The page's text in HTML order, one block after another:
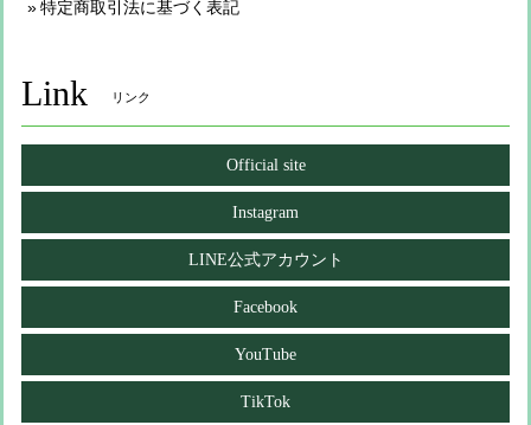
特定商取引法に基づく表記
Link リンク
Official site
Instagram
LINE公式アカウント
Facebook
YouTube
TikTok